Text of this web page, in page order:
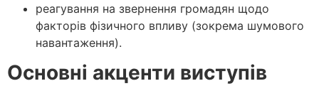
реагування на звернення громадян щодо
факторів фізичного впливу (зокрема шумового
навантаження).
Основні акценти виступів